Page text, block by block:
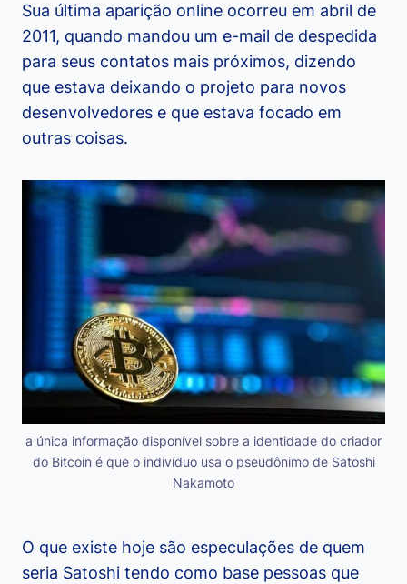
Sua última aparição online ocorreu em abril de
2011, quando mandou um e-mail de despedida
para seus contatos mais próximos, dizendo
que estava deixando o projeto para novos
desenvolvedores e que estava focado em
outras coisas.
a única informação disponível sobre a identidade do criador
do Bitcoin é que o indivíduo usa o pseudônimo de Satoshi
Nakamoto
O que existe hoje são especulações de quem
seria Satoshi tendo como base pessoas que